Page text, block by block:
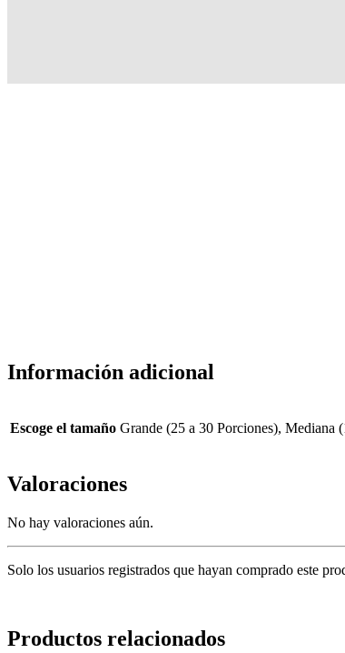
Información adicional
Escoge el tamaño Grande (25 a 30 Porciones), Mediana
Valoraciones
No hay valoraciones aún.
Solo los usuarios registrados que hayan comprado este
Productos relacionados